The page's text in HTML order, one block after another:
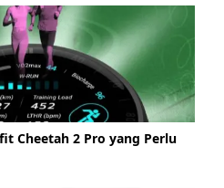
Cheetah 2 Pro yang Perlu